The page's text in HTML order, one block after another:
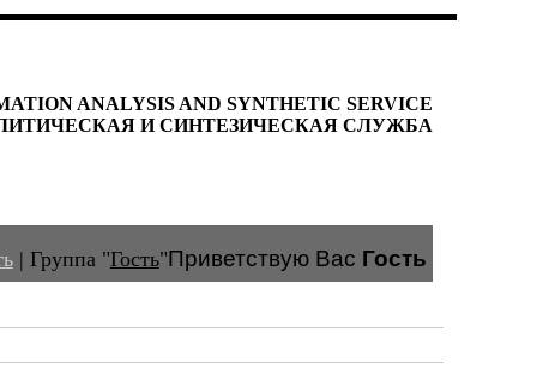
ANALYSIS AND SYNTHETIC SERVICE
И СИНТЕЗИЧЕСКАЯ СЛУЖБА
| Группа"Гость"Приветствую Вас Гость